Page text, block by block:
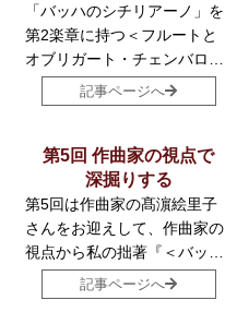
ら書かせていただいたのが、
拙著『＜バッハのシチリアー
ノ＞は真作なのか？』です。
「バッハのシチリアーノ」を
第2楽章に持つ＜フルートと
オブリガート・チェンバロの
ためのソナタ 変ホ長調
BWV1031＞。その第3楽章
パル校訂版と、最も古い筆写
譜とで比べてみると、ランパ
ル校訂版にはアクセント記号
が付け加えられていることに
気づきます。
記事ページへ
第5回 作曲家の視点で
深掘りする
第5回は作曲家の髙濵絵里子
さんをお迎えして、作曲家の
視点から私の拙著『＜バッハ
のシチリアーノ＞は真作なの
か？』を深掘りしていきたい
記事ページへ